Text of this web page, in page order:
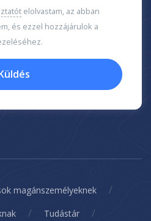
elolvastam, az abban
és ezzel hozzájárulok a
magánszemélyeknek /
/ Tudástár /